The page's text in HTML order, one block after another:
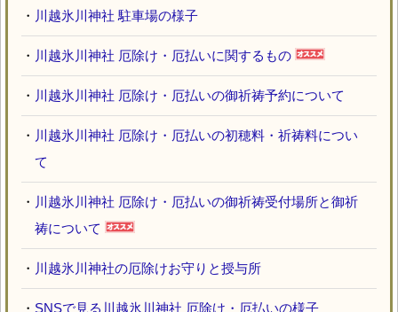
・ 川越氷川神社 駐車場の様子
・ 川越氷川神社 厄除け・厄払いに関するもの
・ 川越氷川神社 厄除け・厄払いの御祈祷予約について
・ 川越氷川神社 厄除け・厄払いの初穂料・祈祷料につい
て
・ 川越氷川神社 厄除け・厄払いの御祈祷受付場所と御祈
祷について
・ 川越氷川神社の厄除けお守りと授与所
・ SNSで見る川越氷川神社 厄除け・厄払いの様子